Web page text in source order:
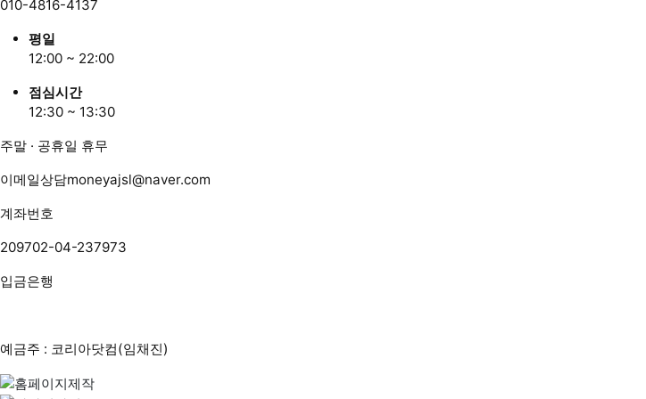
010-4816-4137
평일
12:00 ~ 22:00
점심시간
12:30 ~ 13:30
주말 · 공휴일 휴무
이메일상담moneyajsl@naver.com
계좌번호
209702-04-237973
입금은행
예금주 : 코리아닷컴(임채진)